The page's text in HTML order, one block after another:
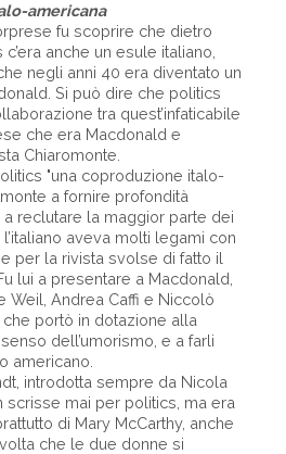
americana
fu scoprire che dietro
anche un esule italiano,
negli anni 40 era diventato un
Si può dire che politics
tra quest’infaticabile
che era Macdonald e
Chiaromonte.
"una coproduzione italo-
a fornire profondità
reclutare la maggior parte dei
aveva molti legami con
per la rivista svolse di fatto il
lui a presentare a Macdonald,
Weil, Andrea Caffi e Niccolò
portò in dotazione alla
dell’umorismo, e a farli
americano.
introdotta sempre da Nicola
scrisse mai per politics, ma era
di Mary McCarthy, anche
che le due donne si